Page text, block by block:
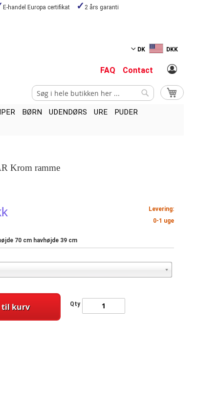
E-handel Europa certifikat 2 års garanti
DK DKK
FAQ Contact
My Cart
Search
BØRN UDENDØRS URE
PUDER
Krom ramme
Levering:
0-1 uge
70 cm havhøjde 39 cm
Qty
til kurv